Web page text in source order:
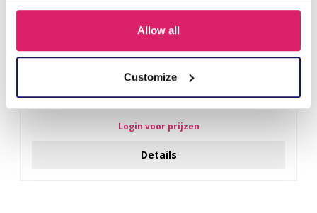
Allow all
Customize
Q-D7.2 T2405-016 Knitted Positive Chicken 8.5cm
Login voor prijzen
Details